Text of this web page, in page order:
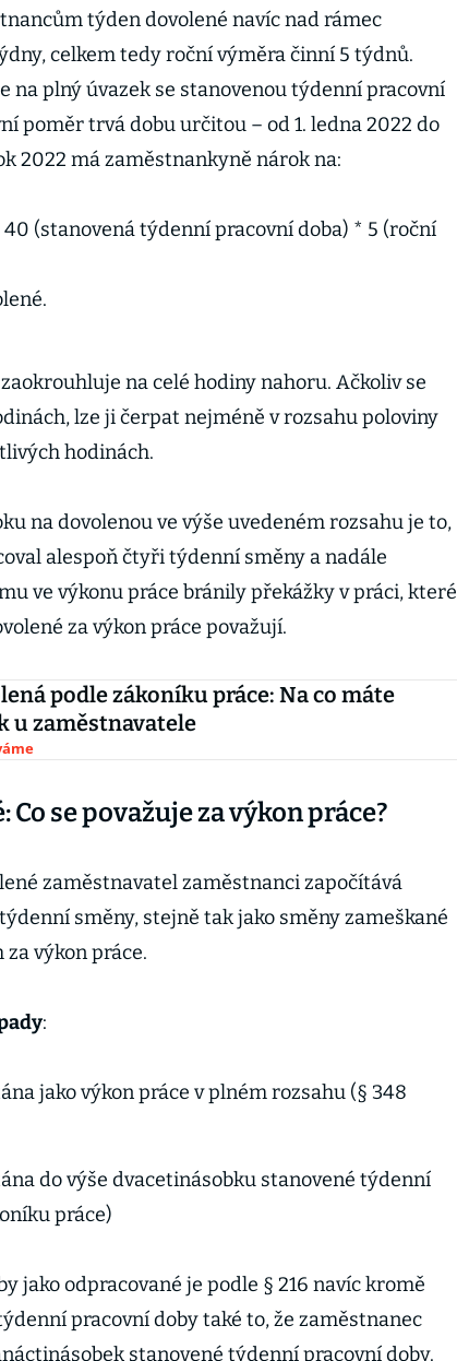
týden dovolené navíc nad rámec
celkem tedy roční výměra činní 5 týdnů.
na plný úvazek se stanovenou týdenní pracovní
poměr trvá dobu určitou – od 1. ledna 2022 do
2022 má zaměstnankyně nárok na:
(stanovená týdenní pracovní doba) * 5 (roční
na celé hodiny nahoru. Ačkoliv se
lze ji čerpat nejméně v rozsahu poloviny
hodinách.
na dovolenou ve výše uvedeném rozsahu je to,
alespoň čtyři týdenní směny a nadále
ve výkonu práce bránily překážky v práci, které
za výkon práce považují.
podle zákoníku práce: Na co máte
u zaměstnavatele
se považuje za výkon práce?
zaměstnavatel zaměstnanci započítává
směny, stejně tak jako směny zameškané
výkon práce.
:
jako výkon práce v plném rozsahu (§ 348
do výše dvacetinásobku stanovené týdenní
práce)
jako odpracované je podle § 216 navíc kromě
pracovní doby také to, že zaměstnanec
stanovené týdenní pracovní doby.